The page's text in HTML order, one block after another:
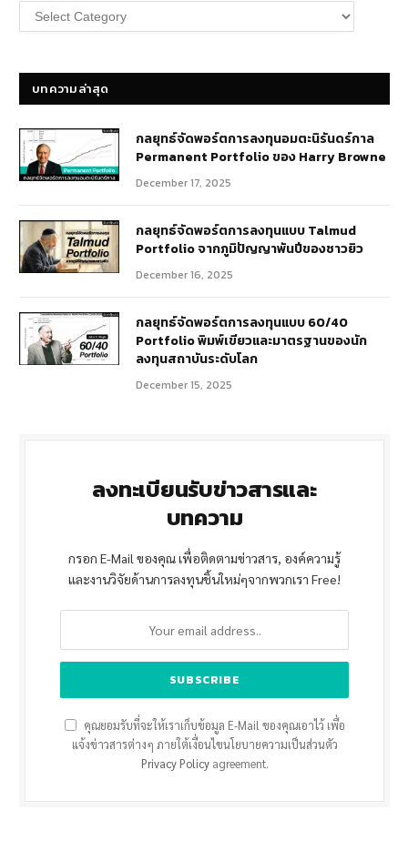
หมวด
หมู่
บทความล่าสุด
กลยุทธ์​จัดพอร์ตการลงทุนอมตะนิรันดร์กาล
Permanent Portfolio ของ Harry Browne
December 17, 2025
กลยุทธ์จัดพอร์ตการลงทุนแบบ Talmud
Portfolio จากภูมิปัญญาพันปีของชาวยิว
December 16, 2025
กลยุทธ์จัดพอร์ตการลงทุนแบบ 60/40
Portfolio พิมพ์เขียวและมาตรฐานของนัก
ลงทุนสถาบันระดับโลก
December 15, 2025
ลงทะเบียนรับข่าวสารและ
บทความ
กรอก E-Mail ของคุณ เพื่อติดตามข่าวสาร, องค์ความรู้
และงานวิจัยด้านการลงทุนชิ้นใหม่ๆจากพวกเรา Free!
คุณยอมรับที่จะให้เราเก็บข้อมูล E-Mail ของคุณเอาไว้ เพื่อ
แจ้งข่าวสารต่างๆ ภายใต้เงื่อนไขนโยบายความเป็นส่วนตัว
Privacy Policyagreement.